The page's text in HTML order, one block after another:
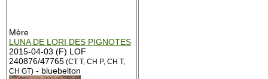
Mère
LUNA DE LORI DES PIGNOTES
2015-04-03 (F) LOF
240876/47765 (CT T, CH P, CH T,
CH GT) - bluebelton